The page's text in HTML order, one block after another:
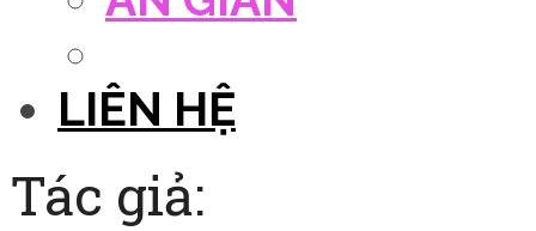
LIÊN HỆ
Tác giả: